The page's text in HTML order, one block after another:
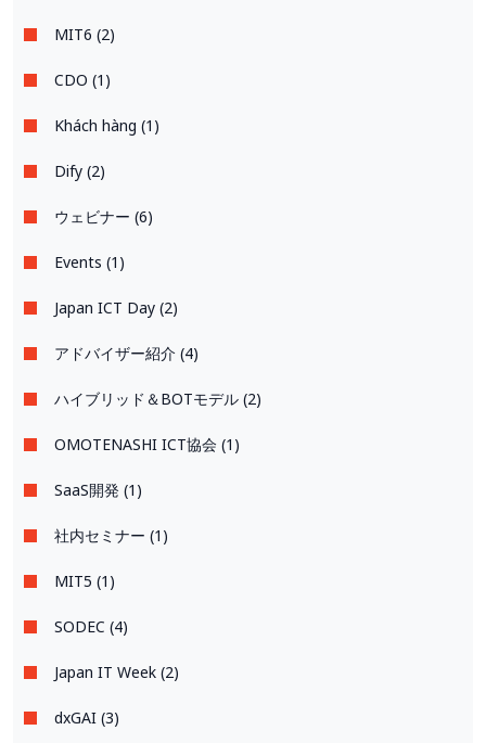
MIT6 (2)
CDO (1)
Khách hàng (1)
Dify (2)
ウェビナー (6)
Events (1)
Japan ICT Day (2)
アドバイザー紹介 (4)
ハイブリッド＆BOTモデル (2)
OMOTENASHI ICT協会 (1)
SaaS開発 (1)
社内セミナー (1)
MIT5 (1)
SODEC (4)
Japan IT Week (2)
dxGAI (3)